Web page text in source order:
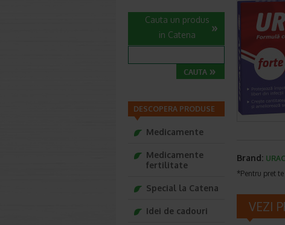
Brand:
*Pentru pret
VEZI
Cauta un produs
in Catena
DESCOPERA PRODUSE
Medicamente
Medicamente
fertilitate
Special la Catena
Idei de cadouri